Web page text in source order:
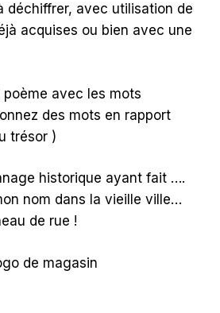
déchiffrer, avec utilisation de
acquises ou bien avec une
avec les mots
des mots en rapport
trésor )
historique ayant fait ….
nom dans la vieille ville…
de rue !
de magasin